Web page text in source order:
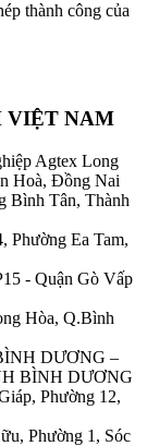
thành công của
VIỆT NAM
Agtex Long
Hoà, Đồng Nai
Bình Tân, Thành
Phường Ea Tam,
- Quận Gò Vấp
Hòa, Q.Bình
DƯƠNG –
BÌNH DƯƠNG
Phường 12,
Phường 1, Sóc